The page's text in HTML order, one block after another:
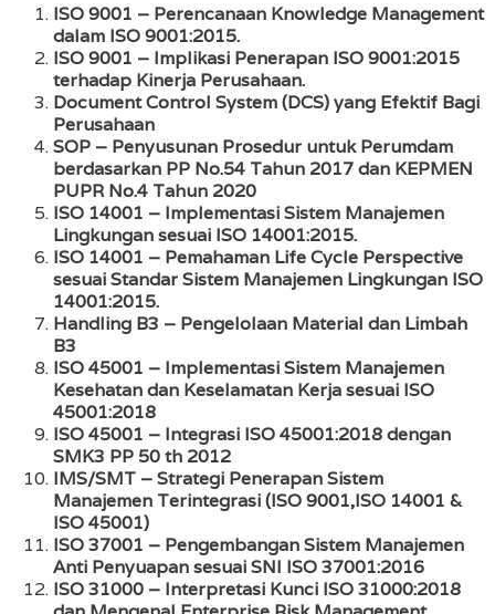
ISO 9001 – Perencanaan Knowledge Management
dalam ISO 9001:2015.
ISO 9001 – Implikasi Penerapan ISO 9001:2015
terhadap Kinerja Perusahaan.
Document Control System (DCS) yang Efektif Bagi
Perusahaan
SOP – Penyusunan Prosedur untuk Perumdam
berdasarkan PP No.54 Tahun 2017 dan KEPMEN
PUPR No.4 Tahun 2020
ISO 14001 – Implementasi Sistem Manajemen
Lingkungan sesuai ISO 14001:2015.
ISO 14001 – Pemahaman Life Cycle Perspective
sesuai Standar Sistem Manajemen Lingkungan ISO
14001:2015.
Handling B3 – Pengelolaan Material dan Limbah
B3
ISO 45001 – Implementasi Sistem Manajemen
Kesehatan dan Keselamatan Kerja sesuai ISO
45001:2018
ISO 45001 – Integrasi ISO 45001:2018 dengan
SMK3 PP 50 th 2012
IMS/SMT – Strategi Penerapan Sistem
Manajemen Terintegrasi (ISO 9001,ISO 14001 &
ISO 45001)
ISO 37001 – Pengembangan Sistem Manajemen
Anti Penyuapan sesuai SNI ISO 37001:2016
ISO 31000 – Interpretasi Kunci ISO 31000:2018